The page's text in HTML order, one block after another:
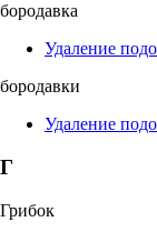
бородавка
Удаление
бородавки
Удаление
Г
Грибок